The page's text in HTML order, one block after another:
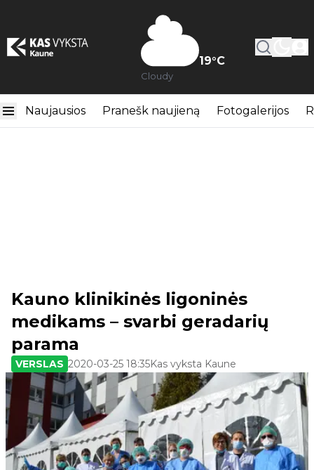
19°C
Cloudy
Naujausios Pranešk naujieną Fotogalerijos
Kauno klinikinės ligoninės
medikams – svarbi geradarių
parama
VERSLAS 2020-03-25 18:35Kas vyksta Kaune